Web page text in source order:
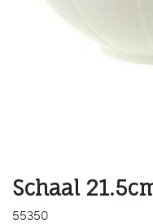
Schaal
55350